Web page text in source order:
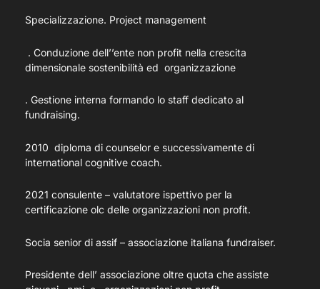
Specializzazione. Project management
. Conduzione dell’’ente non profit nella crescita
dimensionale sostenibilità ed organizzazione
. Gestione interna formando lo staff dedicato al
fundraising.
2010 diploma di counselor e successivamente di
international cognitive coach.
2021 consulente – valutatore ispettivo per la
certificazione olc delle organizzazioni non profit.
Socia senior di assif – associazione italiana fundraiser.
Presidente dell’ associazione oltre quota che assiste